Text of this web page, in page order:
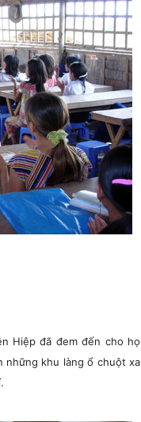
Hiệp đã đem đến cho họ
những khu làng ổ chuột xa